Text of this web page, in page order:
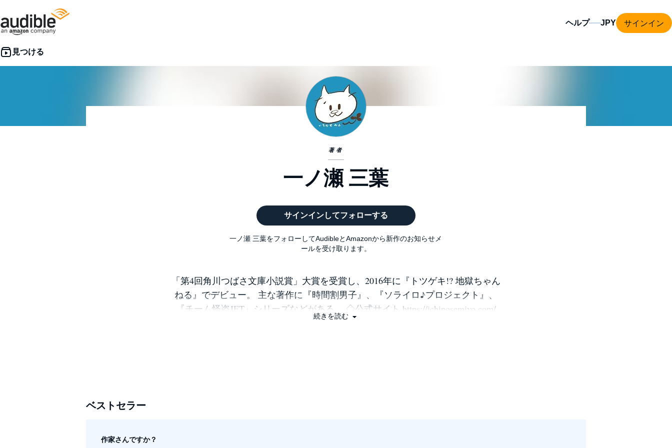
ヘルプ サインイン
著者
一ノ瀬 三葉
サインインしてフォローする
一ノ瀬 三葉をフォローしてAudibleとAmazonから新作のお知らせメ
ールを受け取ります。
「第4回角川つばさ文庫小説賞」大賞を受賞し、2016年に『トツゲキ!? 地獄ちゃん
ねる』でデビュー。 主な著作に『時間割男子』、『ソライロ♪プロジェクト』、
『チーム怪盗JET』シリーズなどがある。 ◇公式サイト https://ichinosemiyo.com/
続きを読む
ベストセラー
作家さんですか？